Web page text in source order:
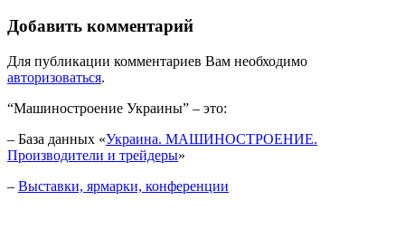
Добавить комментарий
Для публикации комментариев Вам необходимо
авторизоваться.
“Машиностроение Украины” – это:
– База данных «Украина. МАШИНОСТРОЕНИЕ.
Производители и трейдеры»
– Выставки, ярмарки, конференции